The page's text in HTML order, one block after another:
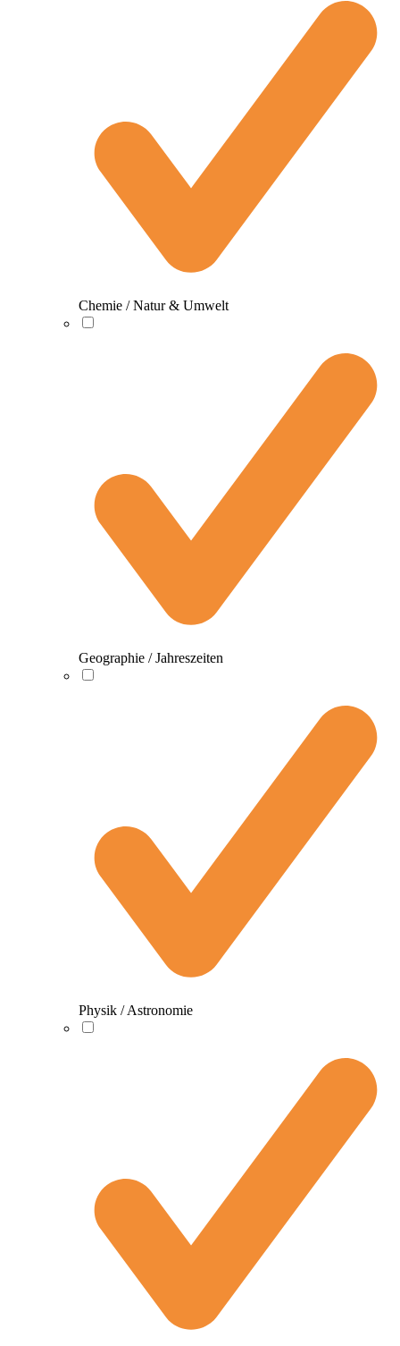
Chemie / Natur & Umwelt
Geographie / Jahreszeiten
Physik / Astronomie